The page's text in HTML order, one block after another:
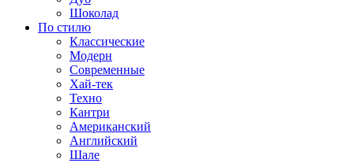
Шоколад
По стилю
Классические
Модерн
Современные
Хай-тек
Техно
Кантри
Американский
Английский
Шале